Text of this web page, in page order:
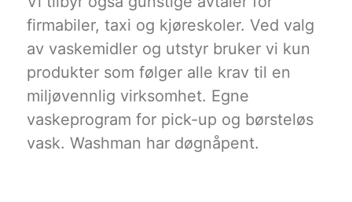
firmabiler, taxi og kjøreskoler. Ved valg
av vaskemidler og utstyr bruker vi kun
produkter som følger alle krav til en
miljøvennlig virksomhet. Egne
vaskeprogram for pick-up og børsteløs
vask. Washman har døgnåpent.